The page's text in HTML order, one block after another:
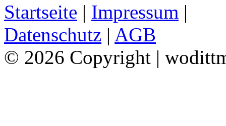
Startseite | Impressum |
Datenschutz | AGB
© 2026 Copyright |